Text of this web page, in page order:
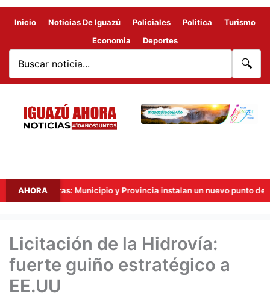
Inicio Noticias De Iguazú Policiales Politica
Turismo
Economia
Deportes
🔍
AHORA
Municipio y Provincia instalan un nuevo punto de
Licitación de la Hidrovía:
fuerte guiño estratégico a
EE.UU